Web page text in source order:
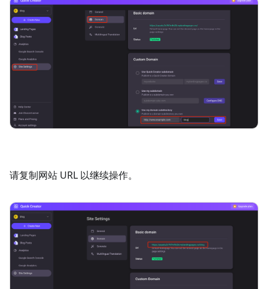
请复制网站 URL 以继续操作。